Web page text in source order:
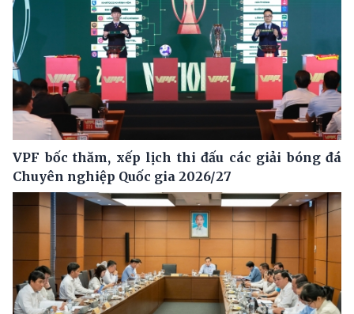
VPF bốc thăm, xếp lịch thi đấu các giải bóng đá
Chuyên nghiệp Quốc gia 2026/27